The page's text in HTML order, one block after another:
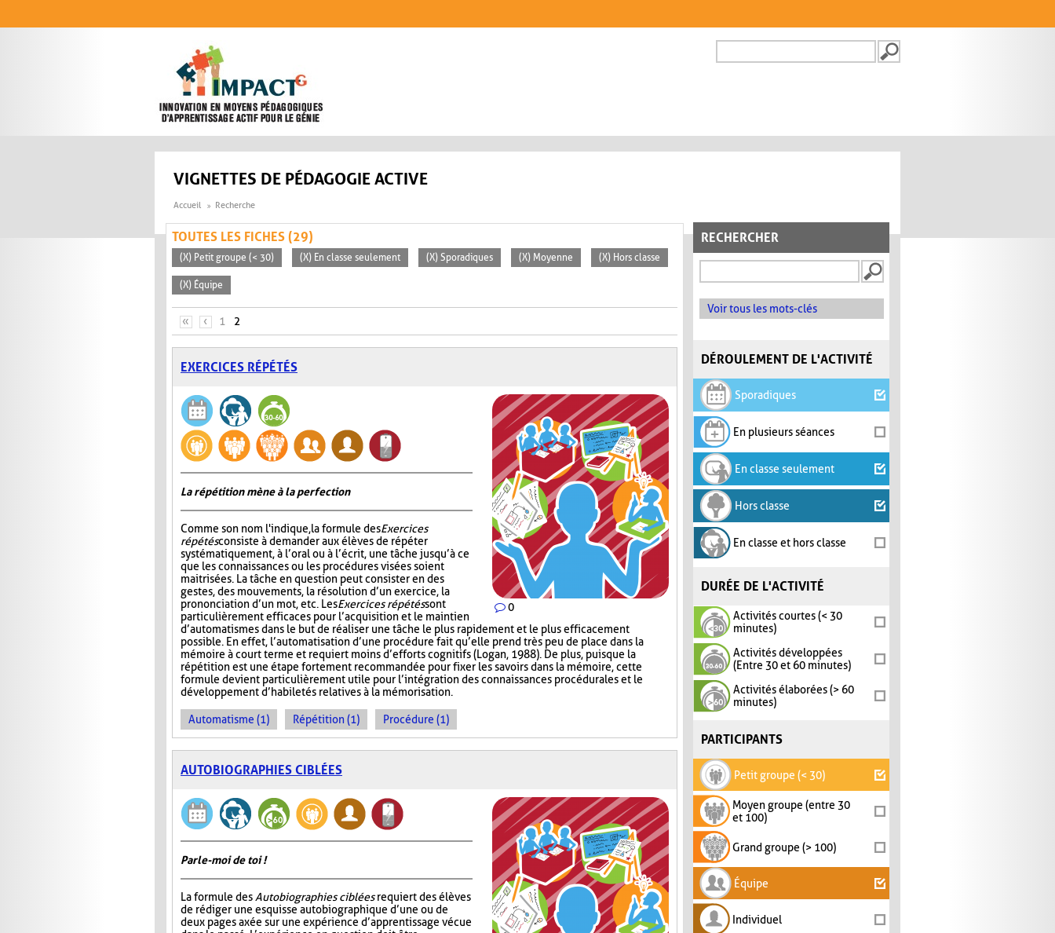
FORMULAIRE DE
VIGNETTES DE PÉDAGOGIE ACTIVE
Accueil Recherche
RECHERCHER
Voir tous les mots-clés
DÉROULEMENT DE L'ACTIVITÉ
Sporadiques
En plusieurs séances
En classe seulement
Hors classe
En classe et hors classe
DURÉE DE L'ACTIVITÉ
Activités courtes (< 30
minutes)
Activités développées
(Entre 30 et 60 minutes)
Activités élaborées (> 60
minutes)
PARTICIPANTS
Petit groupe (< 30)
Moyen groupe (entre 30
et 100)
Grand groupe (> 100)
Équipe
Individuel
TOUTES LES FICHES (29)
(X) Petit groupe (< 30) (X) En classe seulement (X) Sporadiques (X) Moyenne (X) Hors classe
(X) Équipe
PAGES
« ‹ 1 2
EXERCICES RÉPÉTÉS
0
La répétition mène à la perfection
Comme son nom l'indique, la formule desExercices
répétésconsiste à demander aux élèves de répéter
systématiquement, à l’oral ou à l’écrit, une tâche jusqu’à ce
que les connaissances ou les procédures visées soient
maitrisées. La tâche en question peut consister en des
gestes, des mouvements, la résolution d’un exercice, la
prononciation d’un mot, etc. LesExercices répétéssont
particulièrement efficaces pour l’acquisition et le maintien
d’automatismes dans le but de réaliser une tâche le plus rapidement et le plus efficacement
possible. En effet, l’automatisation d’une procédure fait qu’elle prend très peu de place dans la
mémoire à court terme et requiert moins d’efforts cognitifs (Logan, 1988). De plus, puisque la
répétition est une étape fortement recommandée pour fixer les savoirs dans la mémoire, cette
formule devient particulièrement utile pour l’intégration des connaissances procédurales et le
développement d’habiletés relatives à la mémorisation.
Automatisme (1) Répétition (1) Procédure (1)
AUTOBIOGRAPHIES CIBLÉES
Parle-moi de toi !
La formule desAutobiographies cibléesrequiert des élèves
de rédiger une esquisse autobiographique d’une ou de
deux pages axée sur une expérience d’apprentissage vécue